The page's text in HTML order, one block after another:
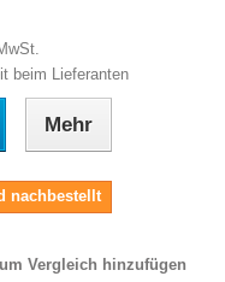
beim Lieferanten
Mehr
nachbestellt
Vergleich hinzufügen